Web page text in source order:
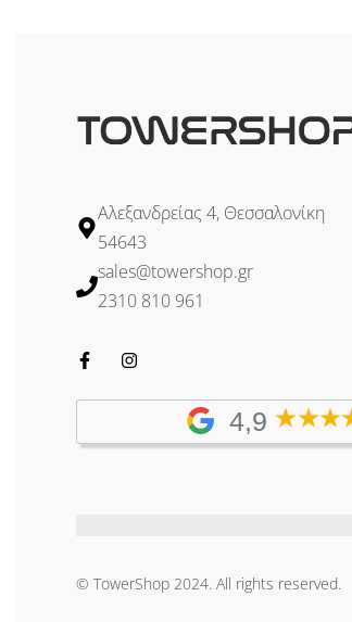
Αλεξανδρείας 4, Θεσσαλονίκη
54643
sales@towershop.gr
2310 810 961
4,9
© TowerShop 2024. All rights reserved.